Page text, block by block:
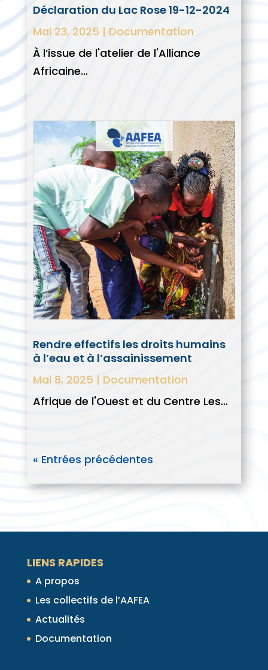
Déclaration du Lac Rose 19-12-2024
Mai 23, 2025 | Documentation
À l’issue de l'atelier de l'Alliance
Africaine...
Rendre effectifs les droits humains
à l’eau et à l’assainissement
Mai 8, 2025 | Documentation
Afrique de l'Ouest et du Centre Les...
« Entrées précédentes
LIENS RAPIDES
A propos
Les collectifs de l’AAFEA
Actualités
Documentation